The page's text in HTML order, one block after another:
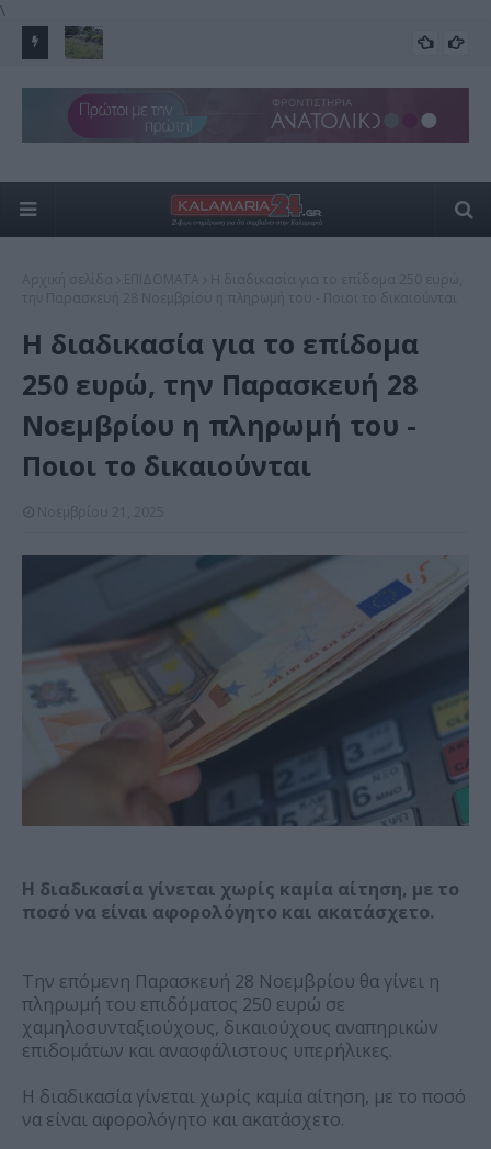
\
«μπαλάκι» των αρμοδιοτήτων
FEATURED
Η διαδικασία για το επίδομα
250 ευρώ, την Παρασκευή 28
Νοεμβρίου η πληρωμή του -
Ποιοι το δικαιούνται
Η διαδικασία γίνεται χωρίς καμία αίτηση, με το
ποσό να είναι αφορολόγητο και ακατάσχετο.
Την επόμενη Παρασκευή 28 Νοεμβρίου θα γίνει η
πληρωμή του επιδόματος 250 ευρώ σε
χαμηλοσυνταξιούχους, δικαιούχους αναπηρικών
επιδομάτων και ανασφάλιστους υπερήλικες.
Η διαδικασία γίνεται χωρίς καμία αίτηση, με το ποσό
να είναι αφορολόγητο και ακατάσχετο.